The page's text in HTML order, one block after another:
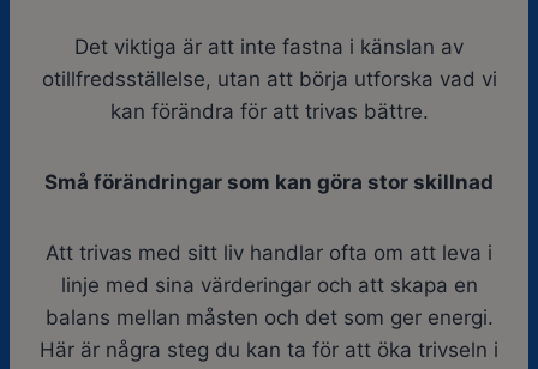
Det viktiga är att inte fastna i känslan av
otillfredsställelse, utan att börja utforska vad vi
kan förändra för att trivas bättre.
Små förändringar som kan göra stor skillnad
Att trivas med sitt liv handlar ofta om att leva i
linje med sina värderingar och att skapa en
balans mellan måsten och det som ger energi.
Här är några steg du kan ta för att öka trivseln i